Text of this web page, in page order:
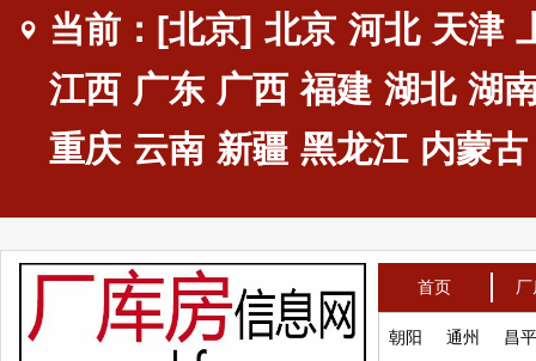
当前：[北京] 北京 河北 天津
江西 广东 广西 福建 湖北 湖
重庆 云南 新疆 黑龙江 内蒙古
首页
朝阳 通州 昌平